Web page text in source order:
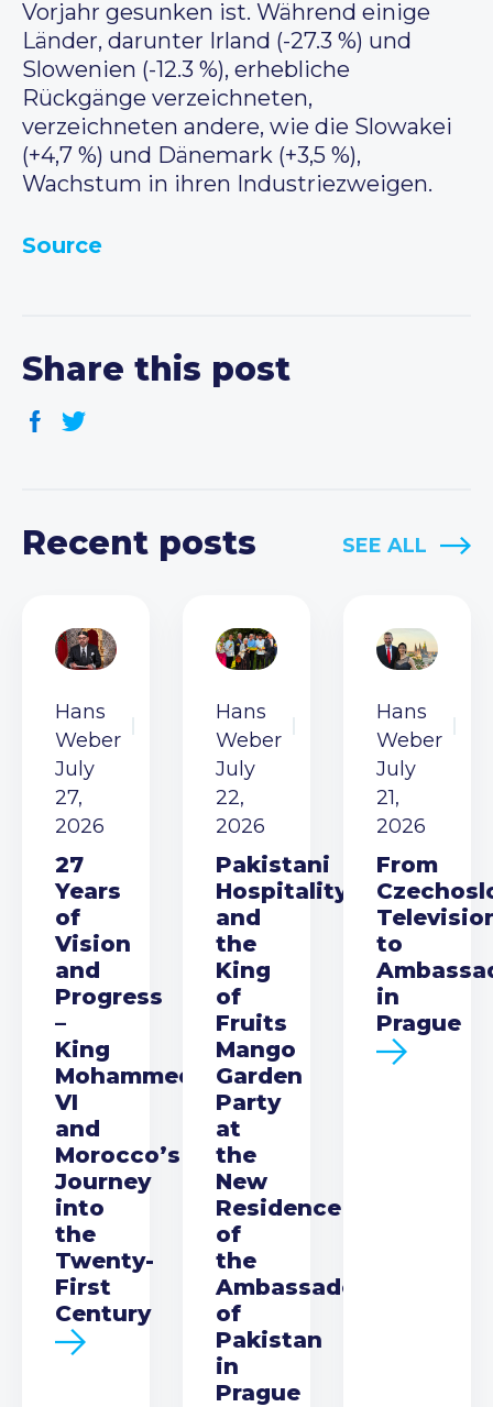
Vorjahr gesunken ist. Während einige
Länder, darunter Irland (-27.3 %) und
Slowenien (-12.3 %), erhebliche
Rückgänge verzeichneten,
verzeichneten andere, wie die Slowakei
(+4,7 %) und Dänemark (+3,5 %),
Wachstum in ihren Industriezweigen.
Source
Share this post
Recent posts SEE ALL
Hans
Weber
July
27,
2026
27
Years
of
Vision
and
Progress
–
King
Mohammed
VI
and
Morocco’s
Journey
into
the
Twenty-
First
Century
Hans
Weber
July
22,
2026
Pakistani
Hospitality
and
the
King
of
Fruits
Mango
Garden
Party
at
the
New
Residence
of
the
Ambassador
of
Pakistan
in
Prague
Hans
Weber
July
21,
2026
From
to
in
Prague